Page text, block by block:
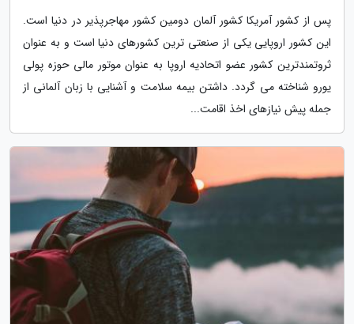
پس از کشور آمریکا کشور آلمان دومین کشور مهاجرپذیر در دنیا است.
این کشور اروپایی یکی از صنعتی ترین کشورهای دنیا است و به عنوان
ثروتمندترین کشور عضو اتحادیه اروپا به عنوان موتور مالی حوزه پولی
یورو شناخته می گردد. داشتن بیمه سلامت و آشنایی با زبان آلمانی از
جمله پیش نیازهای اخذ اقامت...